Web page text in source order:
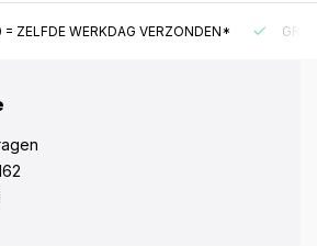
ZELFDE WERKDAG VERZONDEN*